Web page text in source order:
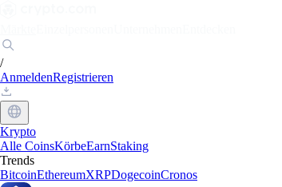
/
AnmeldenRegistrieren
Krypto
Alle CoinsKörbeEarnStaking
Trends
BitcoinEthereumXRPDogecoinCronos